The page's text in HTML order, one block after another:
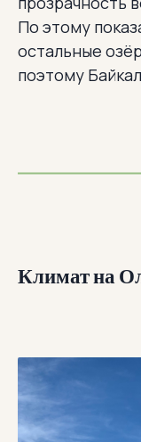
По этому
остальные
поэтому
Климат на